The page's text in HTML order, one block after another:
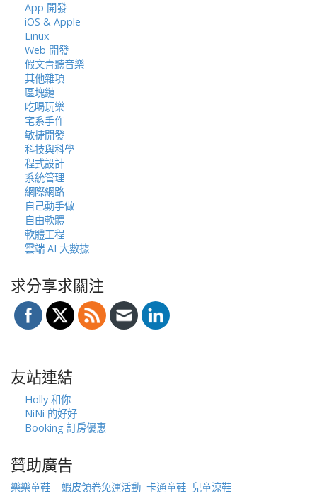
App 開發
iOS & Apple
Linux
Web 開發
假文青聽音樂
其他雜項
區塊鏈
吃喝玩樂
宅系手作
敏捷開發
科技與科學
程式設計
系統管理
網際網路
自己動手做
自由軟體
軟體工程
雲端 AI 大數據
求分享求關注
友站連結
Holly 和你
NiNi 的好好
Booking 訂房優惠
贊助廣告
樂樂童鞋 蝦皮領卷免運活動 卡通童鞋 兒童涼鞋